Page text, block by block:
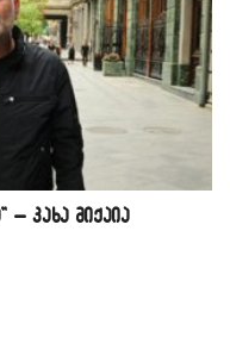
– კახა მიქაია